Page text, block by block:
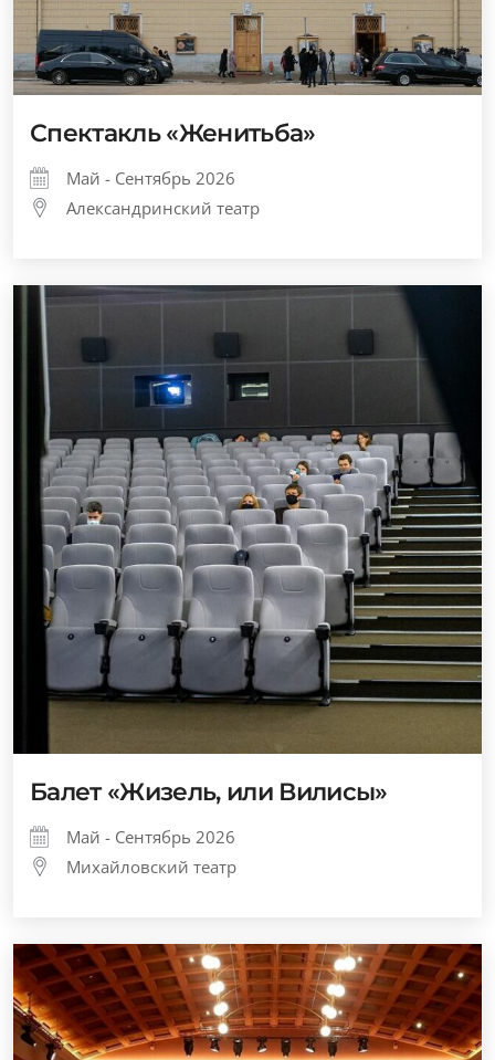
Спектакль «Женитьба»
Май - Сентябрь 2026
Александринский театр
Балет «Жизель, или Вилисы»
Май - Сентябрь 2026
Михайловский театр